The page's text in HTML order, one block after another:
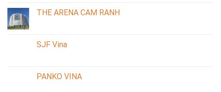
THE ARENA CAM RANH
SJF Vina
PANKO VINA